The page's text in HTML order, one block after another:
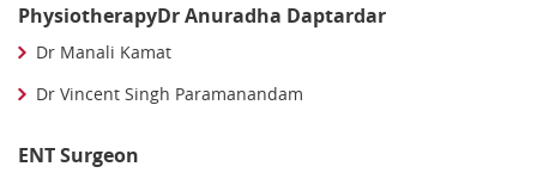
PhysiotherapyDr Anuradha Daptardar
Dr Manali Kamat
Dr Vincent Singh Paramanandam
ENT Surgeon